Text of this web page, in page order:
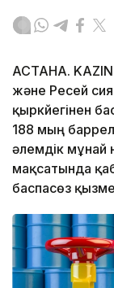
АСТАНА.
және Ресей
қыркүйегінен
188 мың
әлемдік мұнай
мақсатында
баспасөз